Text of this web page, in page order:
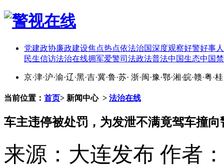
党建政协廉政建设焦点热点依法治国深度观察好警好事
民生信访法治在线拥军爱警司法政法普法中国生态中国
京·津·沪·渝·辽·黑·吉·冀·鲁·苏· 浙·闽·豫·鄂·湘·皖·赣·粤·桂
当前位置： 首页> 新闻中心 > 法治在线
车主违停被处罚，为发泄不满竟驾车撞
来源：大连发布 作者：